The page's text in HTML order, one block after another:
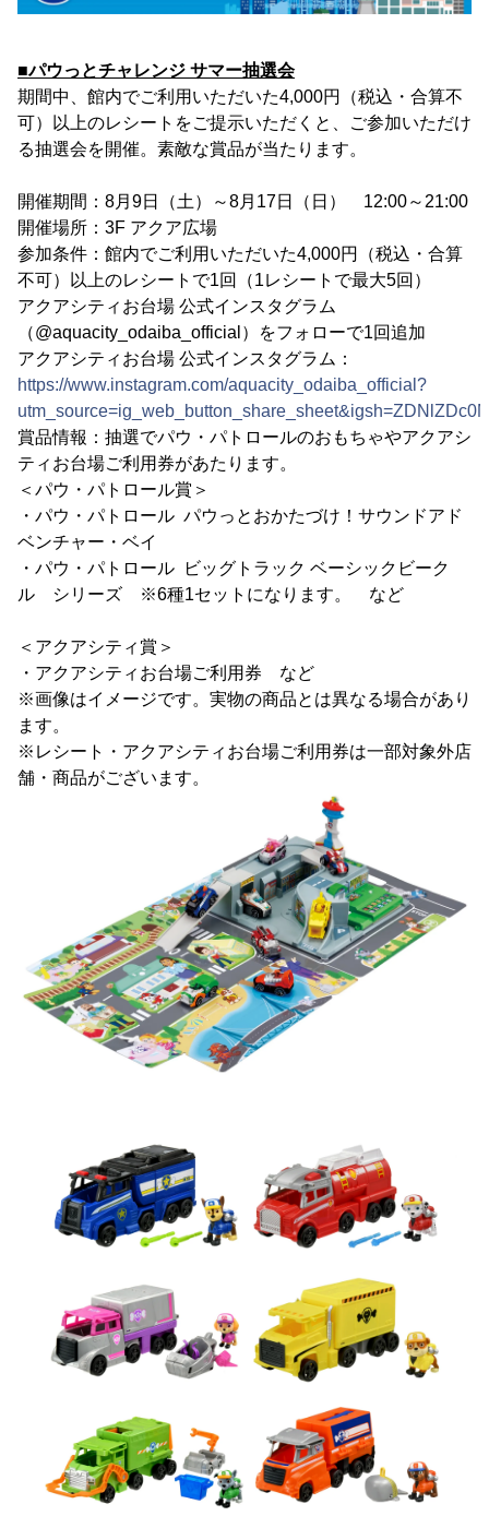
■パウっとチャレンジ サマー抽選会
期間中、館内でご利用いただいた4,000円（税込・合算不
可）以上のレシートをご提示いただくと、ご参加いただけ
る抽選会を開催。素敵な賞品が当たります。
開催期間：8月9日（土）～8月17日（日） 12:00～21:00
開催場所：3F アクア広場
参加条件：館内でご利用いただいた4,000円（税込・合算
不可）以上のレシートで1回（1レシートで最大5回）
アクアシティお台場 公式インスタグラム
（@aquacity_odaiba_official）をフォローで1回追加
アクアシティお台場 公式インスタグラム：
https://www.instagram.com/aquacity_odaiba_official?
賞品情報：抽選でパウ・パトロールのおもちゃやアクアシ
ティお台場ご利用券があたります。
＜パウ・パトロール賞＞
・パウ・パトロール パウっとおかたづけ！サウンドアド
ベンチャー・ベイ
・パウ・パトロール ビッグトラック ベーシックビーク
ル シリーズ ※6種1セットになります。 など
＜アクアシティ賞＞
・アクアシティお台場ご利用券 など
※画像はイメージです。実物の商品とは異なる場合があり
ます。
※レシート・アクアシティお台場ご利用券は一部対象外店
舗・商品がございます。